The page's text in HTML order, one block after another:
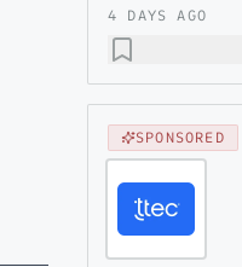
4 DAYS AGO
SPONSORED